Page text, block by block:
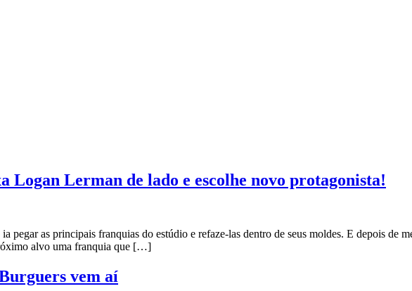
Logan Lerman de lado e escolhe novo protagonista!
as principais franquias do estúdio e refaze-las dentro de seus moldes. E depois de
alvo uma franquia que […]
vem aí